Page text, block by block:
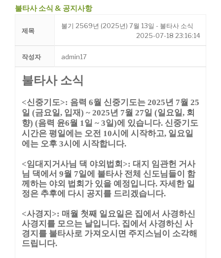
불타사 소식 & 공지사항
제목
불기 2569년 (2025년) 7월 13일 - 불타사 소식
2025-07-18 23:16:14
작성자 admin17
불타사 소식
<신중기도>: 음력 6월 신중기도는 2025년 7월 25
일 (금요일, 입재) ~ 2025년 7월 27일 (일요일, 회
향) (음력 윤6월 1일 ~ 3일)에 있습니다. 신중기도
시간은 평일에는 오전 10시에 시작하고, 일요일
에는 오후 3시에 시작합니다.
<임대지거사님 댁 야외법회>: 대지 임관헌 거사
님 댁에서 9월 7일에 불타사 전체 신도님들이 함
께하는 야외 법회가 있을 예정입니다. 자세한 일
정은 추후에 다시 공지를 드리겠습니다.
<사경지>: 매월 첫째 일요일은 집에서 사경하신
사경지를 모으는 날입니다. 집에서 사경하신 사
경지를 불타사로 가져오시면 주지스님이 소각해
드립니다.